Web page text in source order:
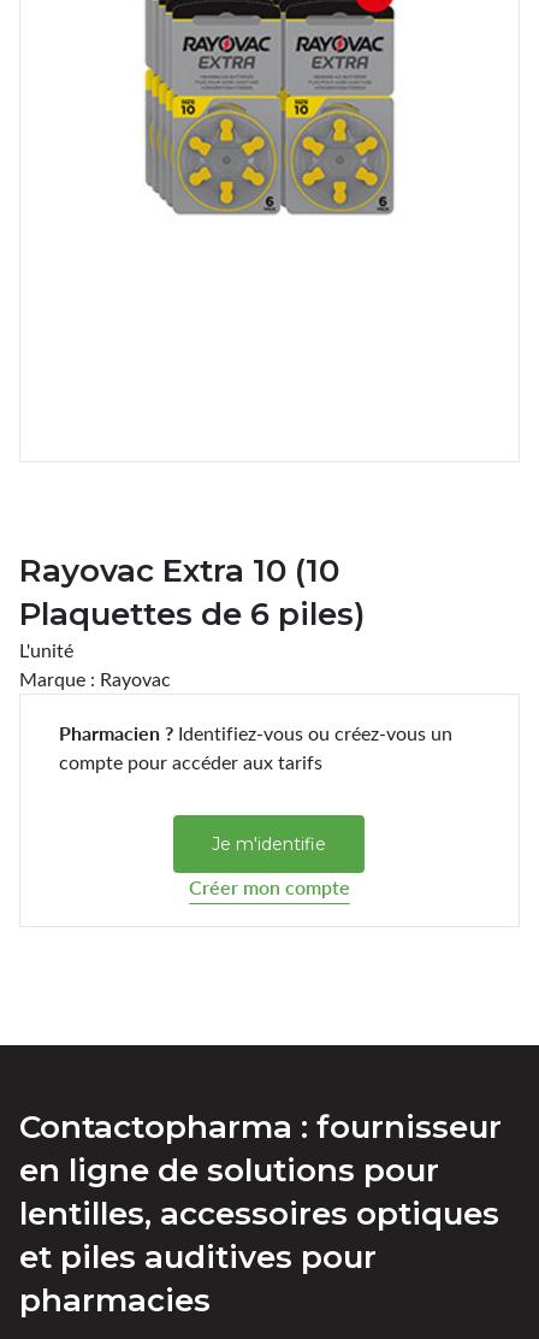
Spray désinfectant lunettes
Désinfection UV/UVC (LED,
rayonnement)
Rayovac Extra 10 (10
Plaquettes de 6 piles)
L'unité
Marque : Rayovac
Pharmacien ? Identifiez-vous ou créez-vous un
compte pour accéder aux tarifs
Je m'identifie
Créer mon compte
Contactopharma : fournisseur
en ligne de solutions pour
lentilles, accessoires optiques
et piles auditives pour
pharmacies